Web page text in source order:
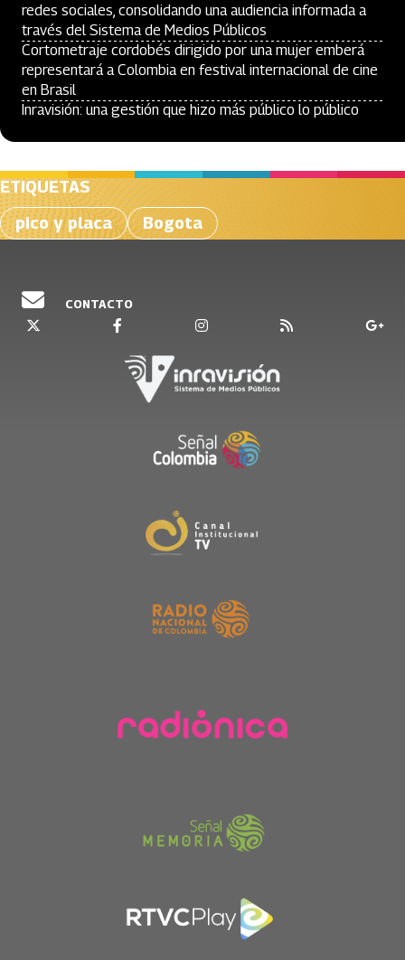
redes sociales, consolidando una audiencia informada a
través del Sistema de Medios Públicos
Cortometraje cordobés dirigido por una mujer emberá
representará a Colombia en festival internacional de cine
en Brasil
Inravisión: una gestión que hizo más público lo público
ETIQUETAS
pico y placa
Bogota
CONTACTO